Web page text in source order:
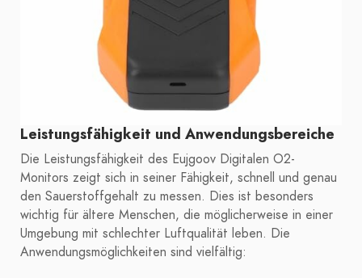
Leistungsfähigkeit und Anwendungsbereiche
Die Leistungsfähigkeit des Eujgoov Digitalen O2-
Monitors zeigt sich in seiner Fähigkeit, schnell und genau
den Sauerstoffgehalt zu messen. Dies ist besonders
wichtig für ältere Menschen, die möglicherweise in einer
Umgebung mit schlechter Luftqualität leben. Die
Anwendungsmöglichkeiten sind vielfältig: